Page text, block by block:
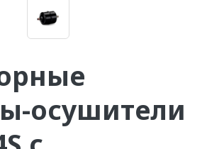
осушители